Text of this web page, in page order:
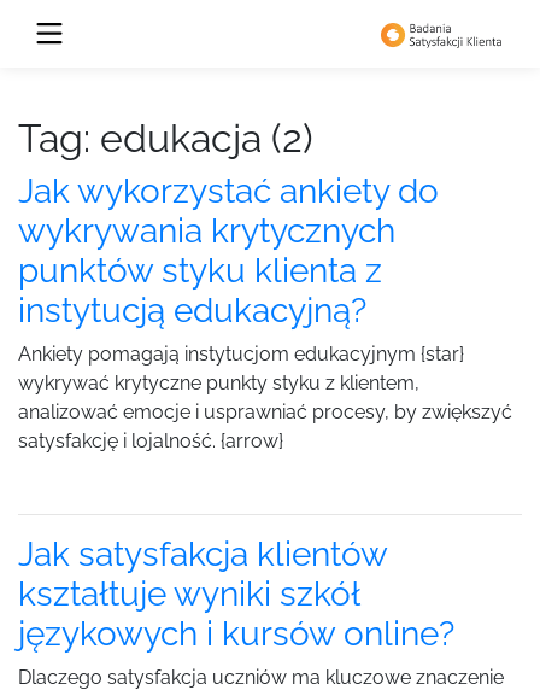
Tag: edukacja (2)
Jak wykorzystać ankiety do
wykrywania krytycznych
punktów styku klienta z
instytucją edukacyjną?
Ankiety pomagają instytucjom edukacyjnym {star}
wykrywać krytyczne punkty styku z klientem,
analizować emocje i usprawniać procesy, by zwiększyć
satysfakcję i lojalność. {arrow}
Jak satysfakcja klientów
kształtuje wyniki szkół
językowych i kursów online?
Dlaczego satysfakcja uczniów ma kluczowe znaczenie